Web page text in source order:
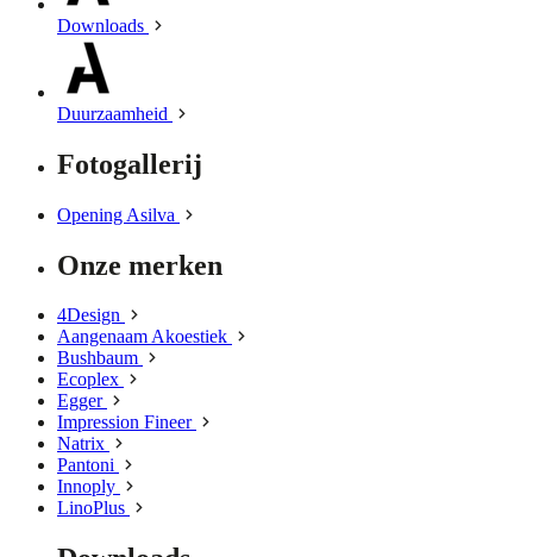
Downloads
Duurzaamheid
Fotogallerij
Opening Asilva
Onze merken
4Design
Aangenaam Akoestiek
Bushbaum
Ecoplex
Egger
Impression Fineer
Natrix
Pantoni
Innoply
LinoPlus